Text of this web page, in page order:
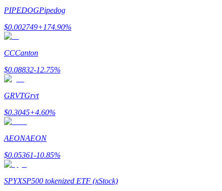
Tjäna konkurrenskraftiga belöningar dagligen
PIPEDOGPipedog
$0.002749+174.90%
CCCanton
$0.08832-12.75%
GRVTGrvt
$0.3045+4.60%
AEONAEON
$0.05361-10.85%
SPYXSP500 tokenized ETF (xStock)